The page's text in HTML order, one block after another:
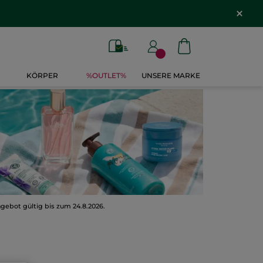
KÖRPER %OUTLET% UNSERE MARKE
gültig bis zum 24.8.2026.